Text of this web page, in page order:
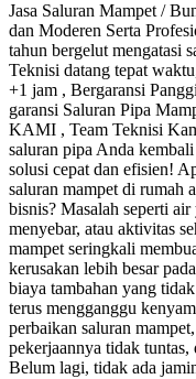
Jasa Saluran Mampet /
dan Moderen Serta
tahun bergelut mengatasi
Teknisi datang tepat
+1 jam , Bergaransi
garansi Saluran Pipa
KAMI , Team Teknisi
saluran pipa Anda
solusi cepat dan efisien!
saluran mampet di rumah
bisnis? Masalah seperti
menyebar, atau aktivitas
mampet seringkali
kerusakan lebih besar
biaya tambahan yang
terus mengganggu
perbaikan saluran
pekerjaannya tidak
Belum lagi, tidak ada